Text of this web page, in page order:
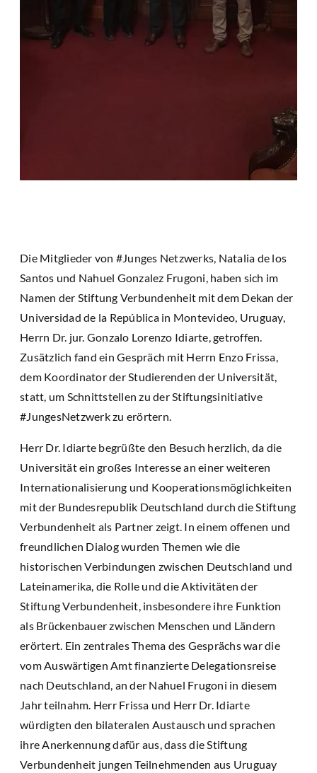
Die Mitglieder von #Junges Netzwerks, Natalia de los
Santos und Nahuel Gonzalez Frugoni, haben sich im
Namen der Stiftung Verbundenheit mit dem Dekan der
Universidad de la República in Montevideo, Uruguay,
Herrn Dr. jur. Gonzalo Lorenzo Idiarte, getroffen.
Zusätzlich fand ein Gespräch mit Herrn Enzo Frissa,
dem Koordinator der Studierenden der Universität,
statt, um Schnittstellen zu der Stiftungsinitiative
#JungesNetzwerk zu erörtern.
Herr Dr. Idiarte begrüßte den Besuch herzlich, da die
Universität ein großes Interesse an einer weiteren
Internationalisierung und Kooperationsmöglichkeiten
mit der Bundesrepublik Deutschland durch die Stiftung
Verbundenheit als Partner zeigt. In einem offenen und
freundlichen Dialog wurden Themen wie die
historischen Verbindungen zwischen Deutschland und
Lateinamerika, die Rolle und die Aktivitäten der
Stiftung Verbundenheit, insbesondere ihre Funktion
als Brückenbauer zwischen Menschen und Ländern
erörtert. Ein zentrales Thema des Gesprächs war die
vom Auswärtigen Amt finanzierte Delegationsreise
nach Deutschland, an der Nahuel Frugoni in diesem
Jahr teilnahm. Herr Frissa und Herr Dr. Idiarte
würdigten den bilateralen Austausch und sprachen
ihre Anerkennung dafür aus, dass die Stiftung
Verbundenheit jungen Teilnehmenden aus Uruguay